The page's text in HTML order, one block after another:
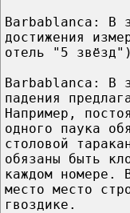
Barbablanca: В
достижения
отель "5
Barbablanca: В
падения
Например,
одного паука
столовой
обязаны быть
каждом номере.
место место
гвоздике.